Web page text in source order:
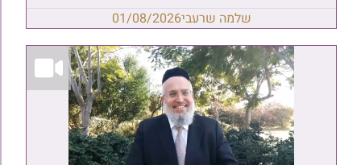
שלמה שרעבי01/08/2026